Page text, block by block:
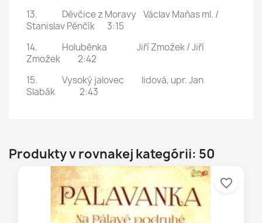
13. Děvčice z Moravy Václav Maňas ml. /
Stanislav Pěnčík 3:15
14. Holuběnka Jiří Zmožek / Jiří
Zmožek 2:42
15. Vysoký jalovec lidová, upr. Jan
Slabák 2:43
Produkty v rovnakej kategórii: 50
favorite_border